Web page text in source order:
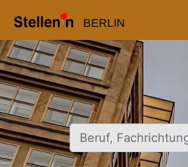
BERLIN
Beruf, Fachrichtung, Firma